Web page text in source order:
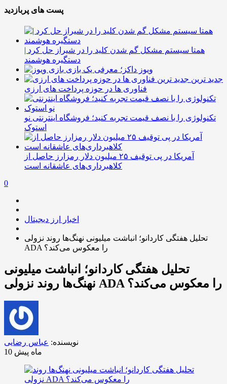
پست های پربازدید
همتا سیستم مشکل گم شدن کلید را در شیراز حل کرد |
دستگیره هوشمند
ویوز داکز؛ معرفی یک بازی
جدید ترین
فناوری ها در حوزه پرداخت های ارزی
تکنولوژی را با نصف قیمت تجربه کنید؛ فروشگاه اینترنتی نو
استوک
آمریکا در پی توقیف ۲۵ میلیون دلار رمزارز حاصل از
کلاهبرداری‌های عاشقانه است
0
اخبار ارز دیجیتال
تحلیل هفتگی کاردانو؛ انباشت میلیونی نهنگ‌ها روند نزولی
ADA را معکوس می‌کند؟
تحلیل هفتگی کاردانو؛ انباشت میلیونی
نهنگ‌ها روند نزولی ADA را معکوس می‌کند؟
نویسنده: عباس رضایی
10 ماه پیش